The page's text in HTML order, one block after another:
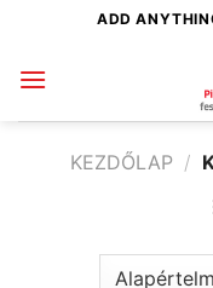
content
ADD
KEZDŐLAP /